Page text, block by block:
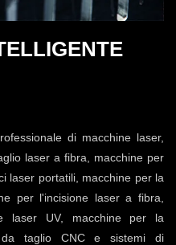
di macchine laser,
laser a fibra, macchine per
laser portatili, macchine per la
per l'incisione laser a fibra,
laser UV, macchine per la
da taglio CNC e sistemi di